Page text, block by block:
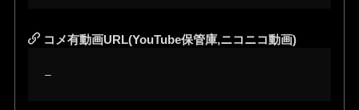
コメ有動画URL(YouTube保管庫,ニコニコ動画)
–